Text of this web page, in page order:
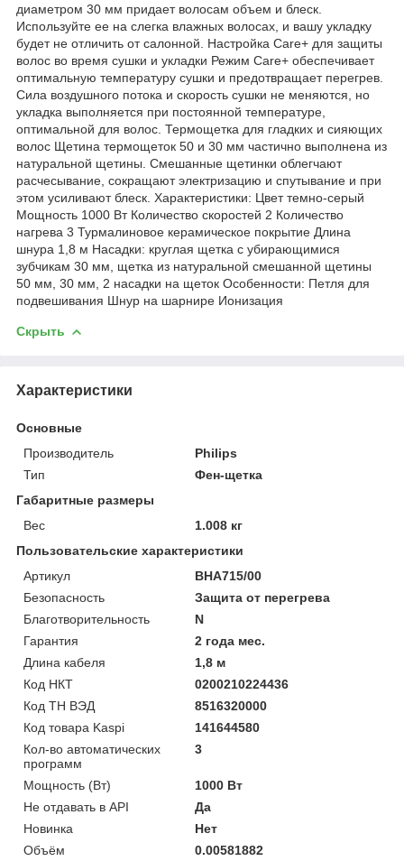
диаметром 30 мм придает волосам объем и блеск.
Используйте ее на слегка влажных волосах, и вашу укладку
будет не отличить от салонной. Настройка Care+ для защиты
волос во время сушки и укладки Режим Care+ обеспечивает
оптимальную температуру сушки и предотвращает перегрев.
Сила воздушного потока и скорость сушки не меняются, но
укладка выполняется при постоянной температуре,
оптимальной для волос. Термощетка для гладких и сияющих
волос Щетина термощеток 50 и 30 мм частично выполнена из
натуральной щетины. Смешанные щетинки облегчают
расчесывание, сокращают электризацию и спутывание и при
этом усиливают блеск. Характеристики: Цвет темно-серый
Мощность 1000 Вт Количество скоростей 2 Количество
нагрева 3 Турмалиновое керамическое покрытие Длина
шнура 1,8 м Насадки: круглая щетка с убирающимися
зубчикам 30 мм, щетка из натуральной смешанной щетины
50 мм, 30 мм, 2 насадки на щеток Особенности: Петля для
подвешивания Шнур на шарнире Ионизация
Скрыть
Характеристики
Основные
Производитель
Philips
Тип
Фен-щетка
Габаритные размеры
Вес
1.008 кг
Пользовательские характеристики
Артикул
BHA715/00
Безопасность
Защита от перегрева
Благотворительность
N
Гарантия
2 года мес.
Длина кабеля
1,8 м
Код НКТ
0200210224436
Код ТН ВЭД
8516320000
Код товара Kaspi
141644580
Кол-во автоматических
программ
3
Мощность (Bт)
1000 Вт
Не отдавать в API
Да
Новинка
Нет
Объём
0.00581882